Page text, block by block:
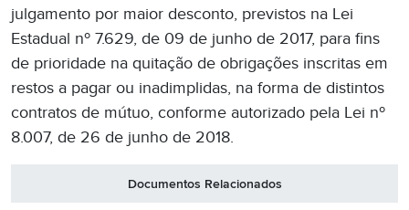
julgamento por maior desconto, previstos na Lei
Estadual nº 7.629, de 09 de junho de 2017, para fins
de prioridade na quitação de obrigações inscritas em
restos a pagar ou inadimplidas, na forma de distintos
contratos de mútuo, conforme autorizado pela Lei nº
8.007, de 26 de junho de 2018.
Documentos Relacionados